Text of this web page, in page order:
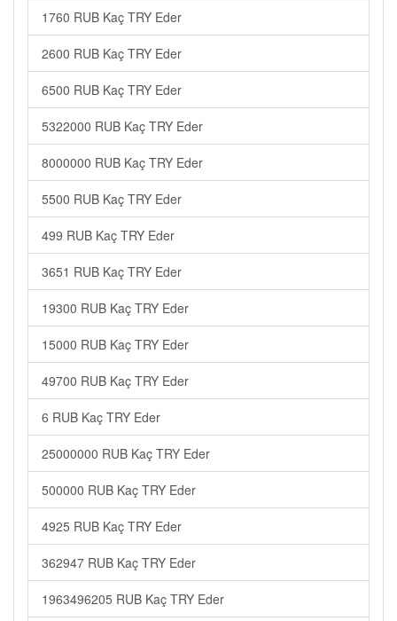
1760 RUB Kaç TRY Eder
2600 RUB Kaç TRY Eder
6500 RUB Kaç TRY Eder
5322000 RUB Kaç TRY Eder
8000000 RUB Kaç TRY Eder
5500 RUB Kaç TRY Eder
499 RUB Kaç TRY Eder
3651 RUB Kaç TRY Eder
19300 RUB Kaç TRY Eder
15000 RUB Kaç TRY Eder
49700 RUB Kaç TRY Eder
6 RUB Kaç TRY Eder
25000000 RUB Kaç TRY Eder
500000 RUB Kaç TRY Eder
4925 RUB Kaç TRY Eder
362947 RUB Kaç TRY Eder
1963496205 RUB Kaç TRY Eder